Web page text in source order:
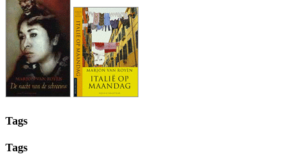
Tags
Tags